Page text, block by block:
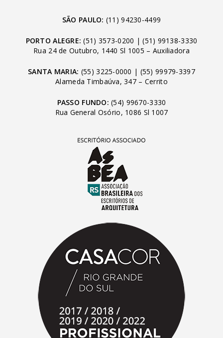
SÃO PAULO: (11) 94230-4499
PORTO ALEGRE: (51) 3573-0200 |(51) 99138-3330
Rua 24 de Outubro, 1440 Sl 1005 – Auxiliadora
SANTA MARIA: (55) 3225-0000 | (55) 99979-3397
Alameda Timbaúva, 347 – Cerrito
PASSO FUNDO: (54) 99670-3330
Rua General Osório, 1086 Sl 1007